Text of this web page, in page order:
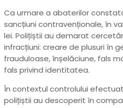
Ca urmare a abaterilor
sancțiuni contravenționale, în
lei. Polițiștii au demarat
infracțiuni: creare de plusuri în
frauduloase, înșelăciune, fals
fals privind identitatea.
În contextul controlului
polițiștii au descoperit în